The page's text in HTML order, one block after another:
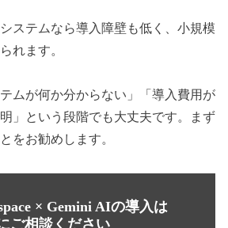
ステムなら導入障壁も低く、小規模
れます。
ムが何か分からない」「導入費用が
」という段階でも大丈夫です。まず
をお勧めします。
× Gemini AIの導入は
ご相談ください